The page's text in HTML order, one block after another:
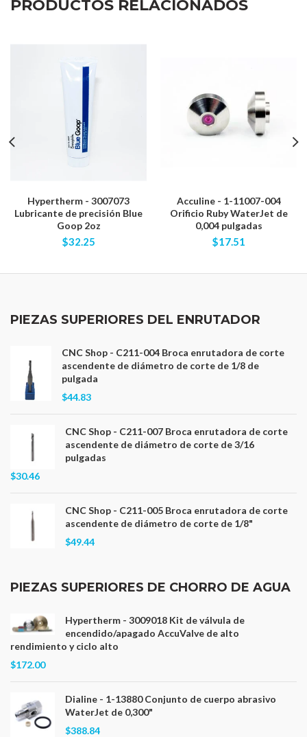
PRODUCTOS RELACIONADOS
Hypertherm - 3007073
Lubricante de precisión Blue
Goop 2oz
$32.25
Acculine - 1-11007-004
Orificio Ruby WaterJet de
0,004 pulgadas
$17.51
PIEZAS SUPERIORES DEL ENRUTADOR
CNC Shop - C211-004 Broca enrutadora de corte
ascendente de diámetro de corte de 1/8 de
pulgada
$44.83
CNC Shop - C211-007 Broca enrutadora de corte
ascendente de diámetro de corte de 3/16
pulgadas
$30.46
CNC Shop - C211-005 Broca enrutadora de corte
ascendente de diámetro de corte de 1/8"
$49.44
PIEZAS SUPERIORES DE CHORRO DE AGUA
Hypertherm - 3009018 Kit de válvula de
encendido/apagado AccuValve de alto
rendimiento y ciclo alto
$172.00
Dialine - 1-13880 Conjunto de cuerpo abrasivo
WaterJet de 0,300"
$388.84